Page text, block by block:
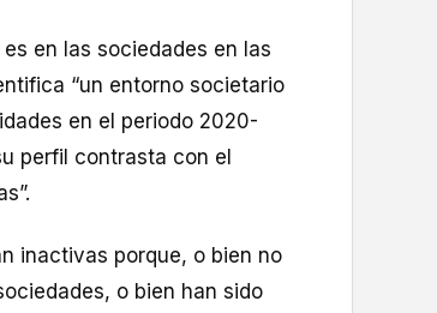
en las sociedades en las
“un entorno societario
en el periodo 2020-
perfil contrasta con el
inactivas porque, o bien no
o bien han sido